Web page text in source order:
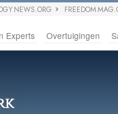
NEWS.ORG FREEDOM
Experts Overtuigingen